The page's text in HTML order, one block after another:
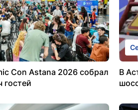
Con Astana 2026 собрал
гостей
В